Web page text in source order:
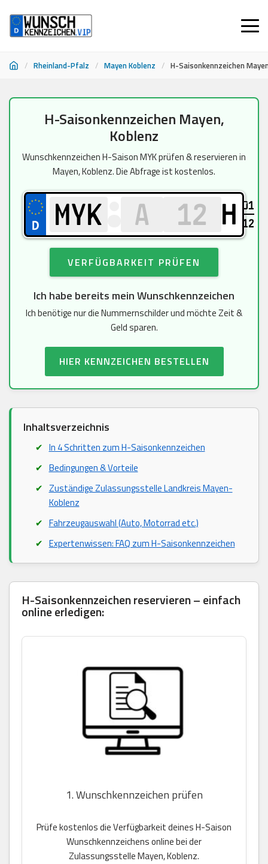
/ Rheinland-Pfalz / Mayen Koblenz / H-Saisonkennzeichen
H-Saisonkennzeichen Mayen,
Koblenz
Wunschkennzeichen H-Saison MYK prüfen & reservieren in
Mayen, Koblenz. Die Abfrage ist kostenlos.
H
01
12
VERFÜGBARKEIT PRÜFEN
Ich habe bereits mein Wunschkennzeichen
Ich benötige nur die Nummernschilder und möchte Zeit &
Geld sparen.
HIER KENNZEICHEN BESTELLEN
Inhaltsverzeichnis
In 4 Schritten zum H-Saisonkennzeichen
Bedingungen & Vorteile
Zuständige Zulassungsstelle Landkreis Mayen-
Koblenz
Fahrzeugauswahl (Auto, Motorrad etc.)
Expertenwissen: FAQ zum H-Saisonkennzeichen
H-Saisonkennzeichen reservieren – einfach
online erledigen:
1. Wunschkennzeichen prüfen
Prüfe kostenlos die Verfügbarkeit deines H-Saison
Wunschkennzeichens online bei der
Zulassungsstelle Mayen, Koblenz.